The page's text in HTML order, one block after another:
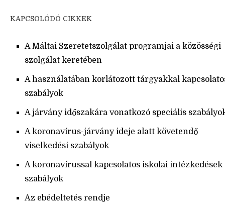
KAPCSOLÓDÓ CIKKEK
A Máltai Szeretetszolgálat programjai a közösségi
szolgálat keretében
A használatában korlátozott tárgyakkal
szabályok
A járvány időszakára vonatkozó speciális
A koronavírus-járvány ideje alatt követendő
viselkedési szabályok
A koronavírussal kapcsolatos iskolai intézkedések
szabályok
Az ebédeltetés rendje